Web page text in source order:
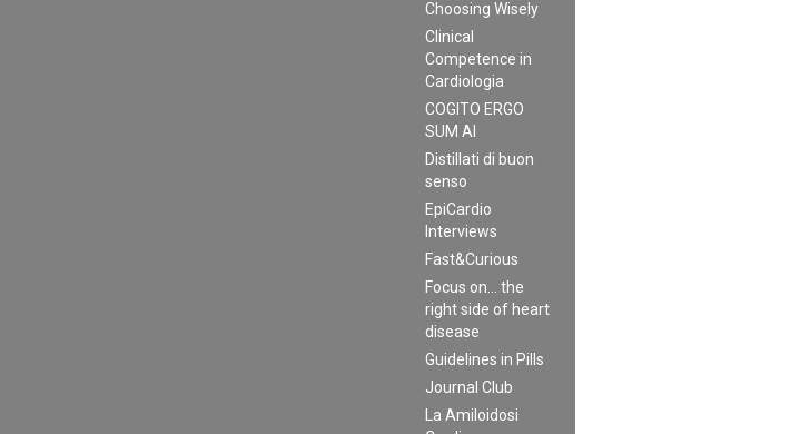
Choosing Wisely
Clinical
Competence in
Cardiologia
COGITO ERGO
SUM AI
Distillati di buon
senso
EpiCardio
Interviews
Fast&Curious
Focus on… the
right side of heart
disease
Guidelines in Pills
Journal Club
La Amiloidosi